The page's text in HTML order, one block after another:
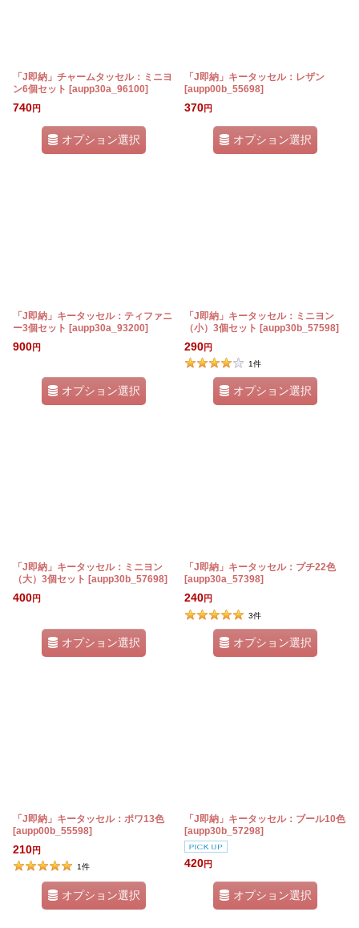
「J即納」チャームタッセル：ミニヨ
ン6個セット [aupp30a_96100]
740円
オプション選択
「J即納」キータッセル：レザン
[aupp00b_55698]
370円
オプション選択
「J即納」キータッセル：ティファニ
ー3個セット [aupp30a_93200]
900円
オプション選択
「J即納」キータッセル：ミニヨン
（小）3個セット [aupp30b_57598]
290円
1件
オプション選択
「J即納」キータッセル：ミニヨン
（大）3個セット [aupp30b_57698]
400円
オプション選択
「J即納」キータッセル：プチ22色
[aupp30a_57398]
240円
3件
オプション選択
「J即納」キータッセル：ポワ13色
[aupp00b_55598]
210円
1件
オプション選択
「J即納」キータッセル：ブール10色
[aupp30b_57298]
420円
オプション選択